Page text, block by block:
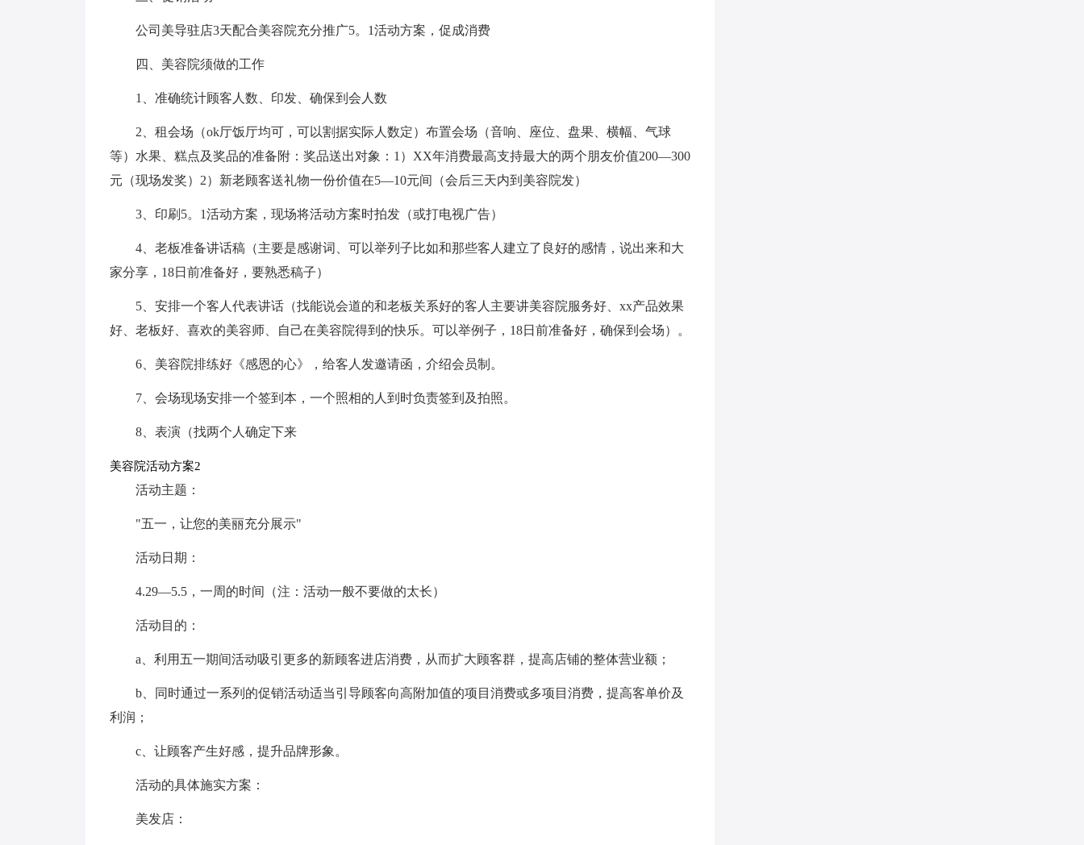
公司美导驻店3天配合美容院充分推广5。1活动方案，促成消费
四、美容院须做的工作
1、准确统计顾客人数、印发、确保到会人数
2、租会场（ok厅饭厅均可，可以割据实际人数定）布置会场（音响、座位、盘果、横幅、气球
等）水果、糕点及奖品的准备附：奖品送出对象：1）XX年消费最高支持最大的两个朋友价值200—300
元（现场发奖）2）新老顾客送礼物一份价值在5—10元间（会后三天内到美容院发）
3、印刷5。1活动方案，现场将活动方案时拍发（或打电视广告）
4、老板准备讲话稿（主要是感谢词、可以举列子比如和那些客人建立了良好的感情，说出来和大
家分享，18日前准备好，要熟悉稿子）
5、安排一个客人代表讲话（找能说会道的和老板关系好的客人主要讲美容院服务好、xx产品效果
好、老板好、喜欢的美容师、自己在美容院得到的快乐。可以举例子，18日前准备好，确保到会场）。
6、美容院排练好《感恩的心》，给客人发邀请函，介绍会员制。
7、会场现场安排一个签到本，一个照相的人到时负责签到及拍照。
8、表演（找两个人确定下来
美容院活动方案2
活动主题：
"五一，让您的美丽充分展示"
活动日期：
4.29—5.5，一周的时间（注：活动一般不要做的太长）
活动目的：
a、利用五一期间活动吸引更多的新顾客进店消费，从而扩大顾客群，提高店铺的整体营业额；
b、同时通过一系列的促销活动适当引导顾客向高附加值的项目消费或多项目消费，提高客单价及
利润；
c、让顾客产生好感，提升品牌形象。
活动的具体施实方案：
美发店：